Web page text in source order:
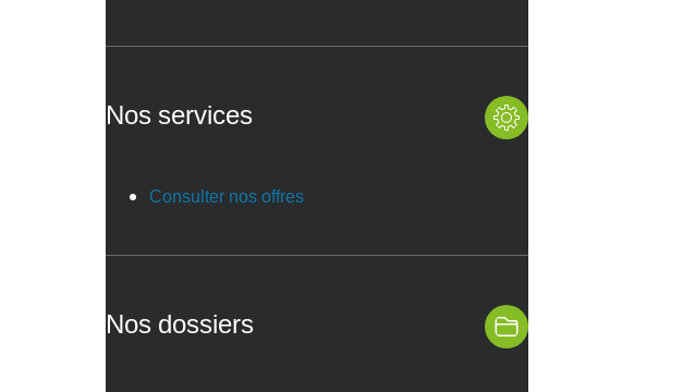
Nos services
Consulter nos offres
Nos dossiers